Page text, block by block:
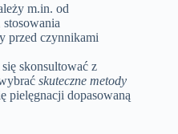
m.in. od
przed czynnikami
skonsultować z
skuteczne metody
pielęgnacji dopasowaną